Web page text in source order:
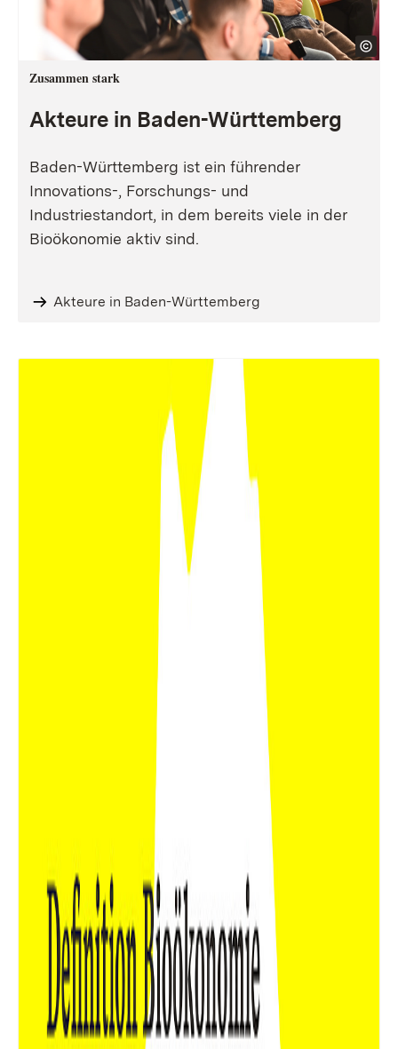
Zusammen stark
Akteure in Baden-Württemberg
Baden-Württemberg ist ein führender
Innovations-, Forschungs- und
Industriestandort, in dem bereits viele in der
Bioökonomie aktiv sind.
Akteure in Baden-Württemberg